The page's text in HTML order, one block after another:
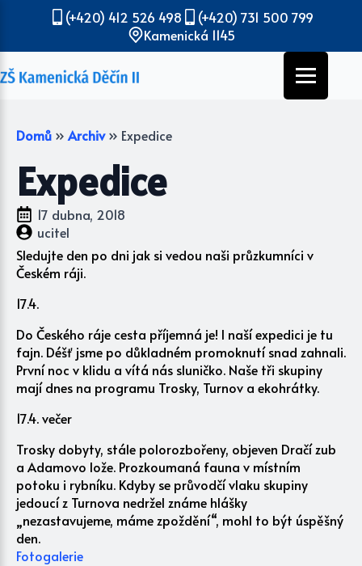
(+420) 412 526 498
(+420) 731 500 799
Kamenická 1145
Domů » Archiv » Expedice
Expedice
17 dubna, 2018
ucitel
Sledujte den po dni jak si vedou naši průzkumníci v
Českém ráji.
17.4.
Do Českého ráje cesta příjemná je! I naší expedici je tu
fajn. Déšť jsme po důkladném promoknutí snad zahnali.
První noc v klidu a vítá nás sluničko. Naše tři skupiny
mají dnes na programu Trosky, Turnov a ekohrátky.
17.4. večer
Trosky dobyty, stále polorozbořeny, objeven Dračí zub
a Adamovo lože. Prozkoumaná fauna v místním
potoku i rybníku. Kdyby se průvodčí vlaku skupiny
jedoucí z Turnova nedržel známe hlášky
„nezastavujeme, máme zpoždění“, mohl to být úspěšný
den.
Fotogalerie